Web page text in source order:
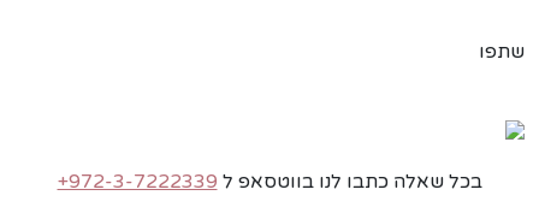
שתפו
בכל שאלה כתבו לנו בווטסאפ ל +972-3-7222339